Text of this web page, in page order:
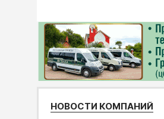
НОВОСТИ КОМПАНИЙ